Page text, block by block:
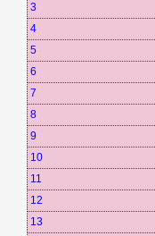
3
4
5
6
7
8
9
10
11
12
13